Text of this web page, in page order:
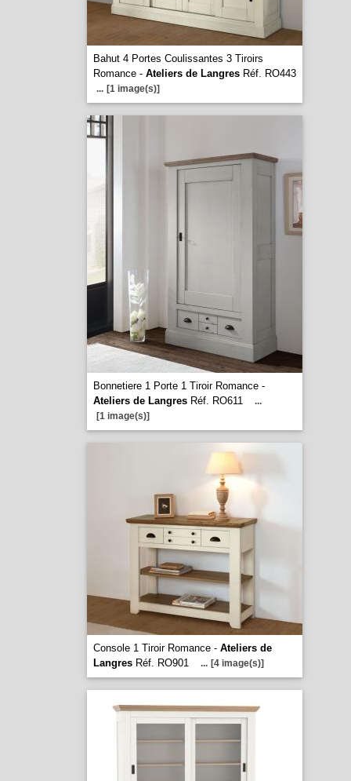
Bahut 4 Portes Coulissantes 3 Tiroirs
Romance - Ateliers de LangresRéf. RO443
... [1 image(s)]
Bonnetiere 1 Porte 1 Tiroir Romance -
Ateliers de LangresRéf. RO611
...
[1 image(s)]
Console 1 Tiroir Romance - Ateliers de
LangresRéf. RO901 ... [4 image(s)]